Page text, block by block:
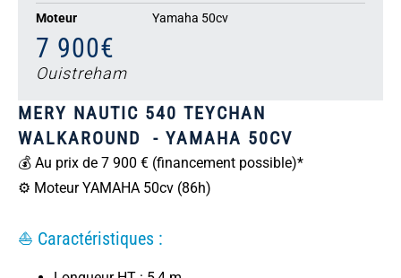
Moteur Yamaha 50cv
7 900€
Ouistreham
MERY NAUTIC 540 TEYCHAN
WALKAROUND - YAMAHA 50CV
💰 Au prix de 7 900 € (financement possible)*
⚙️ Moteur YAMAHA 50cv (86h)
⛵ Caractéristiques :